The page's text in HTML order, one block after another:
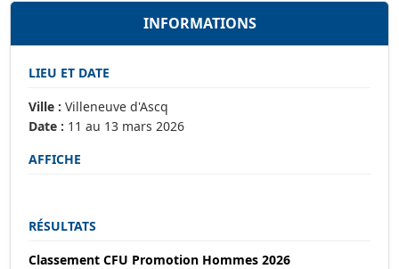
INFORMATIONS
LIEU ET DATE
Ville : Villeneuve d'Ascq
Date : 11 au 13 mars 2026
AFFICHE
RÉSULTATS
Classement CFU Promotion Hommes 2026